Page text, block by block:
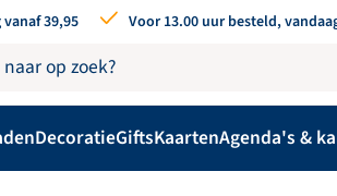
39,95 Voor 13.00 uur besteld,
DecoratieGiftsKaartenAgenda's &